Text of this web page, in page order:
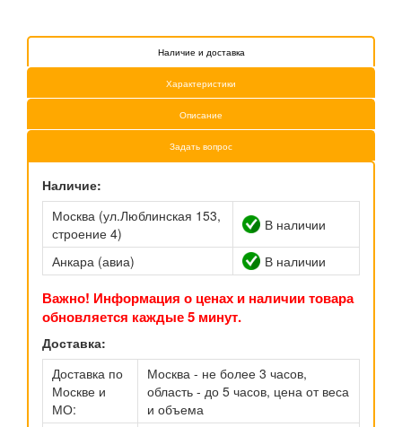
Наличие и доставка
Характеристики
Описание
Задать вопрос
Наличие:
Москва (ул.Люблинская 153,
строение 4)
В наличии
Анкара (авиа) В наличии
Важно! Информация о ценах и наличии товара
обновляется каждые 5 минут.
Доставка:
Доставка по
Москве и
МО:
Москва - не более 3 часов,
область - до 5 часов, цена от веса
и объема